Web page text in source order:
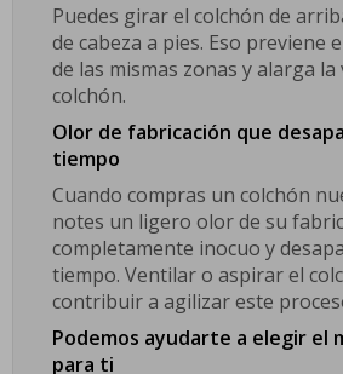
Puedes girar el colchón de
de cabeza a pies. Eso previene
de las mismas zonas y alarga la
colchón.
Olor de fabricación que
tiempo
Cuando compras un colchón
notes un ligero olor de su
completamente inocuo y
tiempo. Ventilar o aspirar el
contribuir a agilizar este
Podemos ayudarte a elegir el
para ti